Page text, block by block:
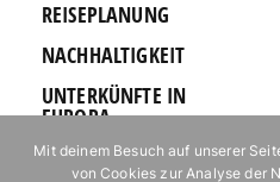
REISEPLANUNG
NACHHALTIGKEIT
UNTERKÜNFTE IN
EUROPA
OUTDOOR
Mit deinem Besuch auf unserer
von Cookies zur Analyse der